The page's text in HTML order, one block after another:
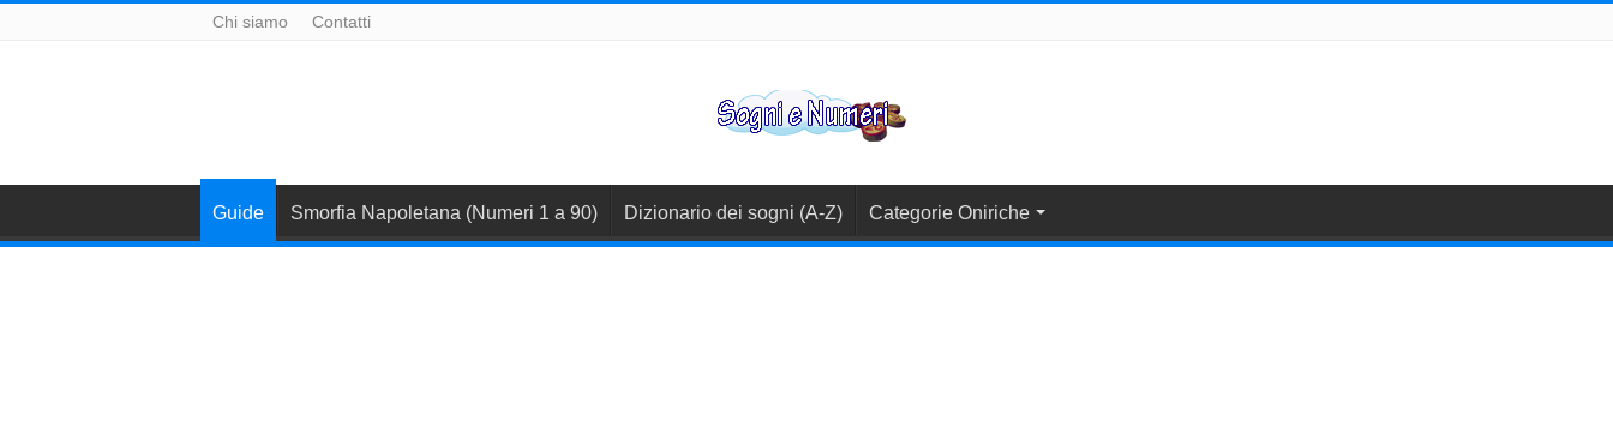
Chi siamo Contatti
Guide Smorfia Napoletana (Numeri 1 a 90) Dizionario dei sogni (A-Z) Categorie Oniriche